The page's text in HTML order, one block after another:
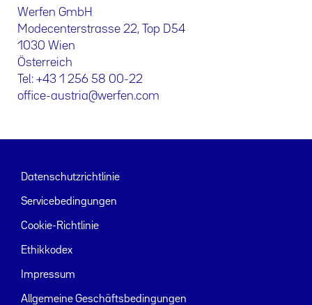
Werfen GmbH
Modecenterstrasse 22, Top D54
1030 Wien
Österreich
Tel: +43 1 256 58 00-22
office-austria@werfen.com
Datenschutzrichtlinie
Servicebedingungen
Cookie-Richtlinie
Ethikkodex
Impressum
Allgemeine Geschäftsbedingungen